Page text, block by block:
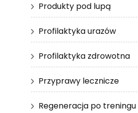
Produkty pod lupą
Profilaktyka urazów
Profilaktyka zdrowotna
Przyprawy lecznicze
Regeneracja po treningu